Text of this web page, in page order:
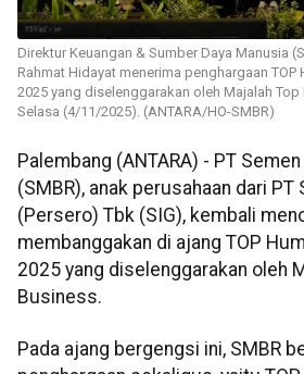
Direktur Keuangan & Sumber Daya Manusia
Rahmat Hidayat menerima penghargaan
2025 yang diselenggarakan oleh Majalah
Selasa (4/11/2025). (ANTARA/HO-SMBR)
Palembang (ANTARA) - PT
(SMBR), anak perusahaan dari
(Persero) Tbk (SIG), kembali
membanggakan di ajang TOP
2025 yang diselenggarakan oleh
Business.
Pada ajang bergengsi ini, SMBR